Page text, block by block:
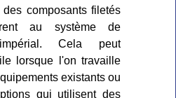
des composants filetés
au système de
Cela peut
lorsque l'on travaille
existants ou
qui utilisent des